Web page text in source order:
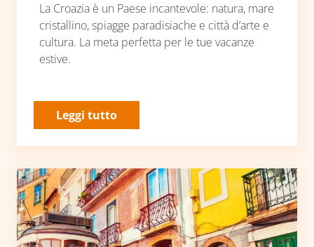
La Croazia è un Paese incantevole: natura, mare
cristallino, spiagge paradisiache e città d’arte e
cultura. La meta perfetta per le tue vacanze
estive.
Leggi tutto